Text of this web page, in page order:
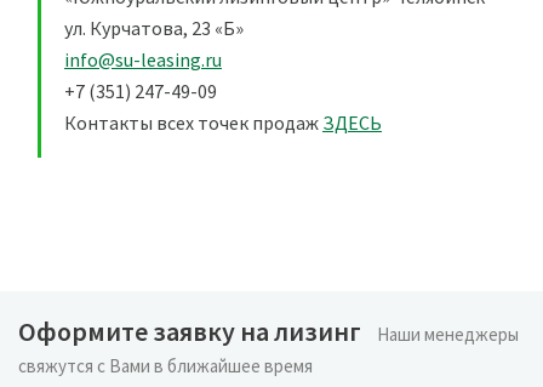
ул. Курчатова, 23 «Б»
info@su-leasing.ru
+7 (351) 247-49-09
Контакты всех точек продаж ЗДЕСЬ
Оформите заявку на лизинг
Наши менеджеры
свяжутся с Вами в ближайшее время